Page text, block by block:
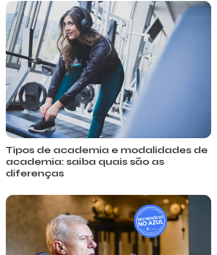
Tipos de academia e modalidades de
academia: saiba quais são as
diferenças